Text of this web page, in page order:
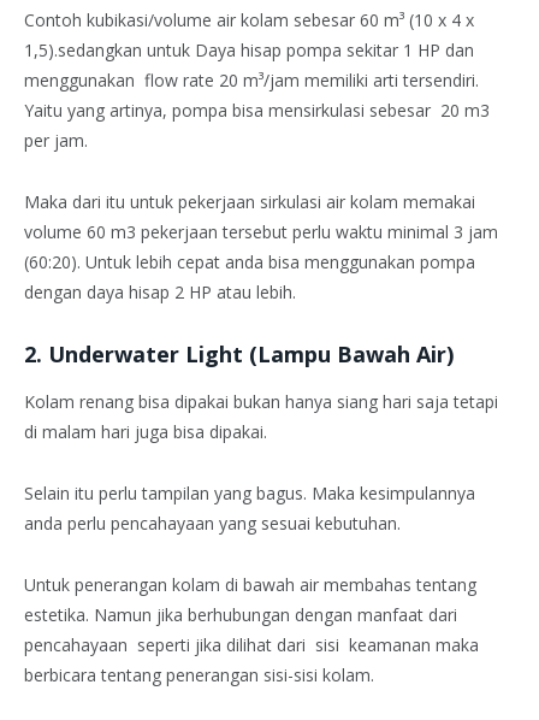
Contoh kubikasi/volume air kolam sebesar 60 m³ (10 x 4 x
1,5).sedangkan untuk Daya hisap pompa sekitar 1 HP dan
menggunakan flow rate 20 m³/jam memiliki arti tersendiri.
Yaitu yang artinya, pompa bisa mensirkulasi sebesar 20 m3
per jam.
Maka dari itu untuk pekerjaan sirkulasi air kolam memakai
volume 60 m3 pekerjaan tersebut perlu waktu minimal 3 jam
(60:20). Untuk lebih cepat anda bisa menggunakan pompa
dengan daya hisap 2 HP atau lebih.
2. Underwater Light (Lampu Bawah Air)
Kolam renang bisa dipakai bukan hanya siang hari saja tetapi
di malam hari juga bisa dipakai.
Selain itu perlu tampilan yang bagus. Maka kesimpulannya
anda perlu pencahayaan yang sesuai kebutuhan.
Untuk penerangan kolam di bawah air membahas tentang
estetika. Namun jika berhubungan dengan manfaat dari
pencahayaan seperti jika dilihat dari sisi keamanan maka
berbicara tentang penerangan sisi-sisi kolam.